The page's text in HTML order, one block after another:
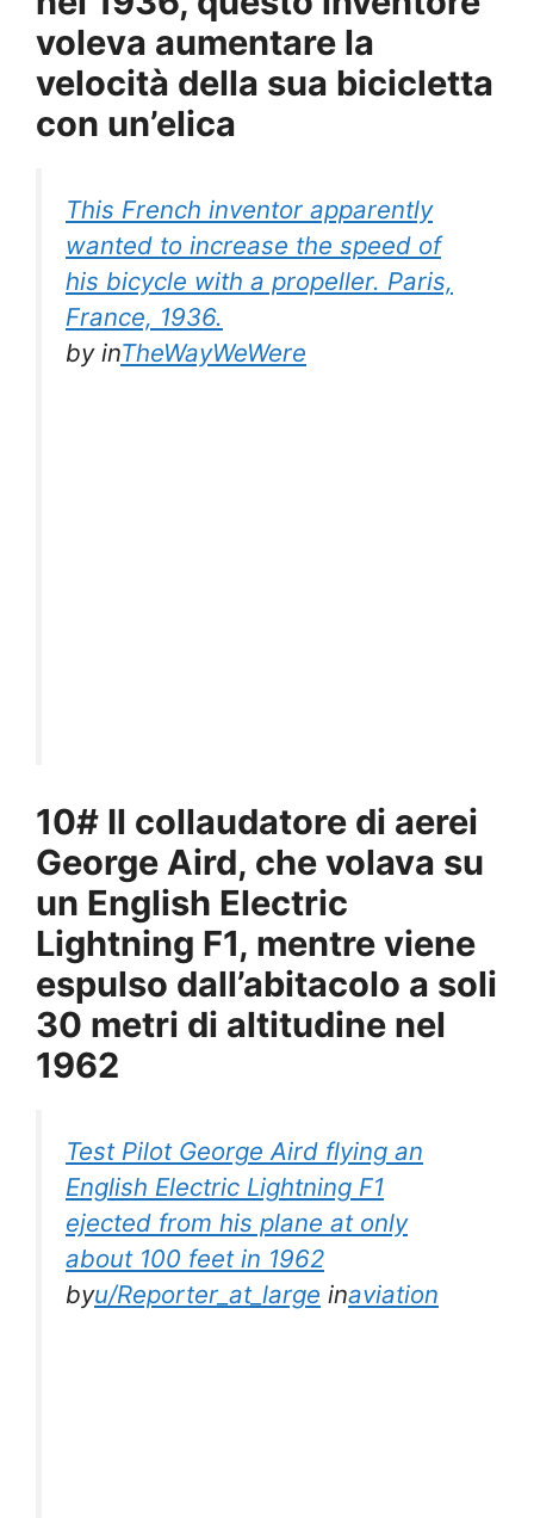
voleva aumentare la
velocità della sua bicicletta
con un’elica
This French inventor apparently
wanted to increase the speed of
his bicycle with a propeller. Paris,
France, 1936.
byinTheWayWeWere
10# Il collaudatore di aerei
George Aird, che volava su
un English Electric
Lightning F1, mentre viene
espulso dall’abitacolo a soli
30 metri di altitudine nel
1962
Test Pilot George Aird flying an
English Electric Lightning F1
ejected from his plane at only
about 100 feet in 1962
byu/Reporter_at_large inaviation